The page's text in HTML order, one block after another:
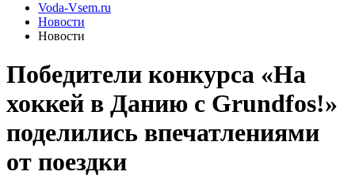
Voda-Vsem.ru
Новости
Новости
Победители конкурса «На
хоккей в Данию с Grundfos!»
поделились впечатлениями
от поездки